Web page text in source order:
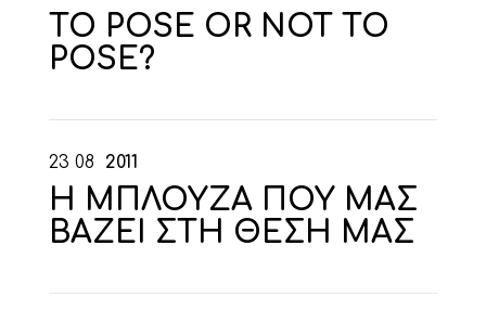
TO POSE OR NOT TO
POSE?
23 08 2011
Η ΜΠΛΟΥΖΑ ΠΟΥ ΜΑΣ
ΒΑΖΕΙ ΣΤΗ ΘΕΣΗ ΜΑΣ